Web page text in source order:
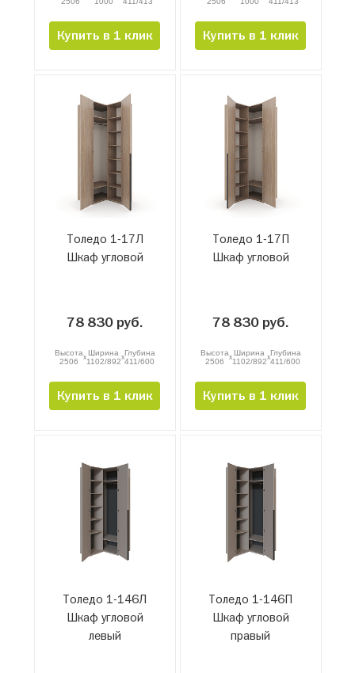
Купить в 1 клик Купить в 1 клик
Толедо 1-17Л
Шкаф угловой
78 830 руб.
Высота
2506 x Ширина
1102/892xГлубина
411/600
Купить в 1 клик
Толедо 1-17П
Шкаф угловой
78 830 руб.
Высота
2506 x Ширина
1102/892xГлубина
411/600
Купить в 1 клик
Толедо 1-146Л
Шкаф угловой
левый
Толедо 1-146П
Шкаф угловой
правый